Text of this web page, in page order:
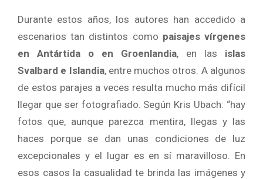
Durante estos años, los autores han accedido a
escenarios tan distintos como paisajes vírgenes
en Antártida o en Groenlandia, en las islas
Svalbard e Islandia, entre muchos otros. A algunos
de estos parajes a veces resulta mucho más difícil
llegar que ser fotografiado. Según Kris Ubach: “hay
fotos que, aunque parezca mentira, llegas y las
haces porque se dan unas condiciones de luz
excepcionales y el lugar es en sí maravilloso. En
esos casos la casualidad te brinda las imágenes y